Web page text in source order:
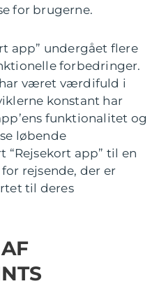
for brugerne.
app” undergået flere
forbedringer.
været værdifuld i
konstant har
funktionalitet og
løbende
app” til en
rejsende, der er
til deres